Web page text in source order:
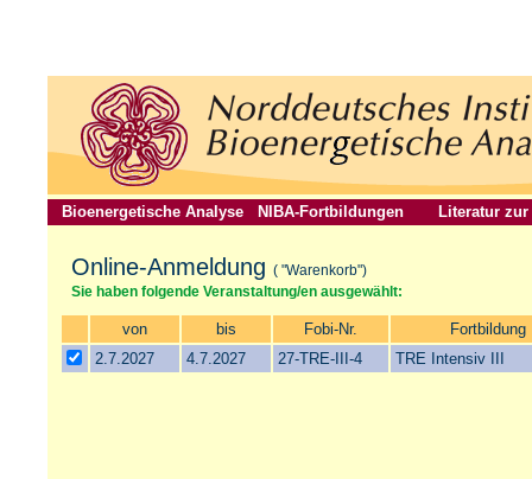
Bioenergetische Analyse NIBA-Fortbildungen Literatur zur
Online-Anmeldung ( "Warenkorb")
von bis Fobi-Nr.
Fortbildung
2.7.2027
4.7.2027 27-TRE-III-4 TRE Intensiv III
Sie haben folgende Veranstaltung/en ausgewählt: